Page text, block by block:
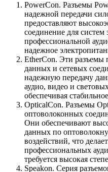
PowerCon. Разъемы
надежной передачи
предоставляют
соединение для систем
профессиональной
надежное
EtherCon. Эти разъемы
данных и сетевых
надежную передачу
аудио, видео и
обеспечивая
OpticalCon. Разъемы
оптоволоконных
Они обеспечивают
данных по
воздействий, что
профессиональных
требуется высокая
Speakon. Серия